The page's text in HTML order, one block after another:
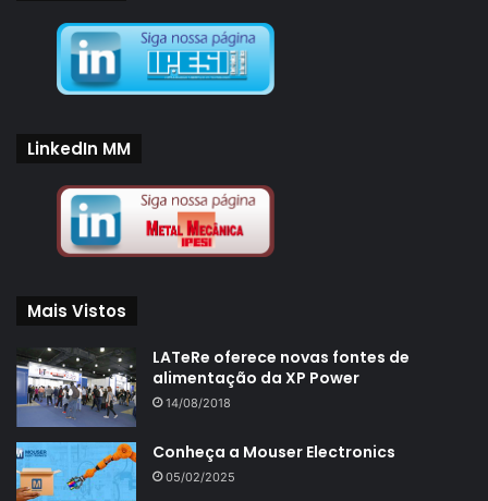
LinkedIn MM
Mais Vistos
LATeRe oferece novas fontes de
alimentação da XP Power
14/08/2018
Conheça a Mouser Electronics
05/02/2025